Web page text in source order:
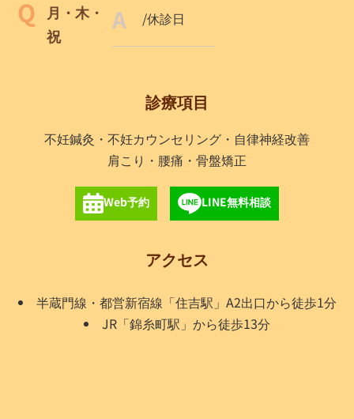
月・木・
祝
/休診日
診療項目
不妊鍼灸・不妊カウンセリング・自律神経改善
肩こり・腰痛・骨盤矯正
Web予約 LINE無料相談
アクセス
半蔵門線・都営新宿線「住吉駅」A2出口から徒歩1分
JR「錦糸町駅」から徒歩13分